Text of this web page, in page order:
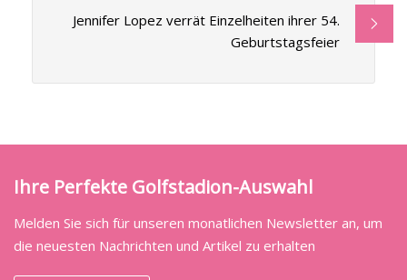
Jennifer Lopez verrät Einzelheiten ihrer 54.
Geburtstagsfeier
Ihre Perfekte Golfstadion-Auswahl
Melden Sie sich für unseren monatlichen Newsletter an, um
die neuesten Nachrichten und Artikel zu erhalten